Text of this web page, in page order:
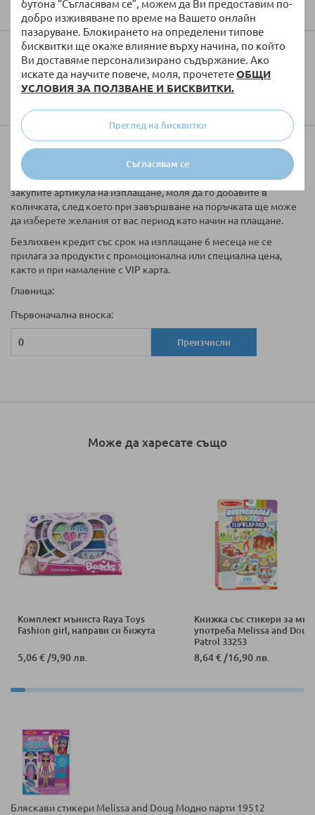
бутона “Съгласявам се”, можем да Ви предоставим по-
добро изживяване по време на Вашето онлайн
пазаруване. Блокирането на определени типове
бисквитки ще окаже влияние върху начина, по който
Ви доставяме персонализирано съдържание. Ако
искате да научите повече, моля, прочететеОБЩИ
УСЛОВИЯ ЗА ПОЛЗВАНЕ И БИСКВИТКИ.
Съгласявам се
Преглед на бисквитки
Колко ще струва доставката?
Купи на вноски
Таблицата за кредитиране е информативна. Ако желаете да
закупите артикула на изплащане, моля да го добавите в
количката, след което при завършване на поръчката ще може
да изберете желания от вас период като начин на плащане.
Безлихвен кредит със срок на изплащане 6 месеца не се
прилага за продукти с промоционална или специална цена,
както и при намаление с VIP карта.
Главница:
Първоначална вноска:
Преизчисли
Може да харесате също
Комплект мъниста Raya Toys
Fashion girl, направи си бижута
5,06 €/9,90 лв.
Книжка със стикери за
употреба Melissa and Doug
Patrol 33253
8,64 €/16,90 лв.
Бляскави стикери Melissa and Doug Модно парти 19512